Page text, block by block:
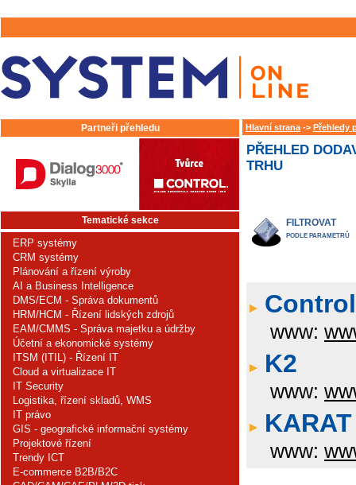
Partneři přehledu
Tematické sekce
ERP systémy
CRM systémy
Plánování a řízení výroby
AI a Business Intelligence
DMS/ECM - Správa dokumentů
HRM/HCM - Řízení lidských zdrojů
EAM/CMMS - Správa majetku a údržby
Účetní a ekonomické systémy
ITSM (ITIL) - Řízení IT
Cloud a virtualizace IT
IT Security
Logistika, řízení skladů, WMS
IT právo
GIS - geografické informační systémy
Projektové řízení
Trendy ICT
E-commerce B2B/B2C
Hlavní strana -> Přehledy
PŘEHLED
TRHU
FILTROVAT
PODLE PARAMETRŮ
www:
K2
www:
www: